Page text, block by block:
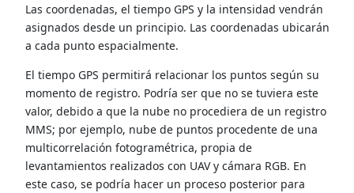
Las coordenadas, el tiempo GPS y la intensidad vendrán
asignados desde un principio. Las coordenadas ubicarán
a cada punto espacialmente.
El tiempo GPS permitirá relacionar los puntos según su
momento de registro. Podría ser que no se tuviera este
valor, debido a que la nube no procediera de un registro
MMS; por ejemplo, nube de puntos procedente de una
multicorrelación fotogramétrica, propia de
levantamientos realizados con UAV y cámara RGB. En
este caso, se podría hacer un proceso posterior para